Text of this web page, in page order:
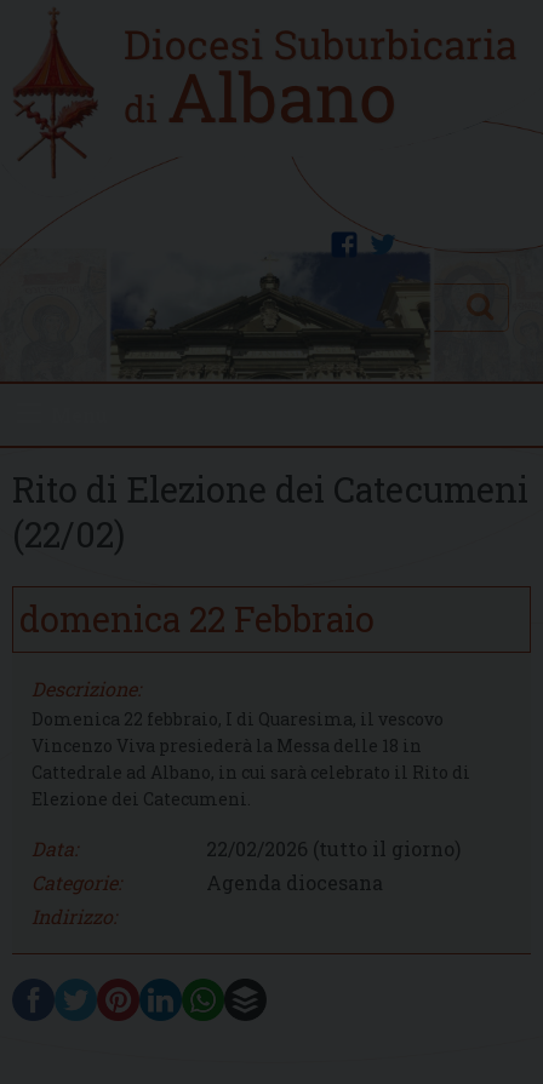
content
Home
new
twitter
facebook
Search
Rito di Elezione dei Catecumeni
(22/02)
domenica 22 Febbraio
Descrizione:
Domenica 22 febbraio, I di Quaresima, il vescovo
Vincenzo Viva presiederà la Messa delle 18 in
Cattedrale ad Albano, in cui sarà celebrato il Rito di
Elezione dei Catecumeni.
Data: 22/02/2026 (tutto il giorno)
Categorie:
Agenda diocesana
Indirizzo: